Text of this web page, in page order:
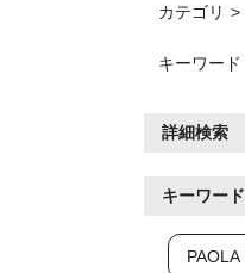
カテゴリ
キーワード
詳細検索
キーワード